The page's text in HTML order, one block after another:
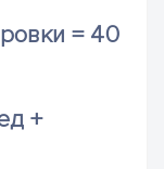
= 40
+